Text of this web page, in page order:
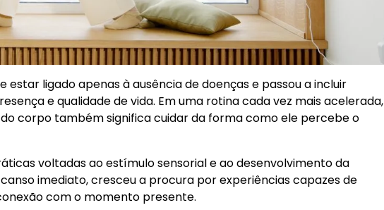
ligado apenas à ausência de doenças e passou a incluir
e qualidade de vida. Em uma rotina cada vez mais acelerada,
corpo também significa cuidar da forma como ele percebe o
voltadas ao estímulo sensorial e ao desenvolvimento da
imediato, cresceu a procura por experiências capazes de
com o momento presente.